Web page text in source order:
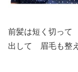
前髪は短く切っ
出して 眉毛も整